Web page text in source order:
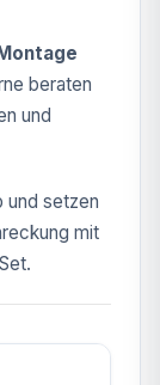
beraten
und
und setzen
mit